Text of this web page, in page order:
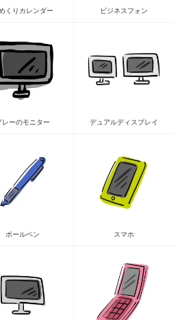
くりカレンダー ビジネスフォン
レーのモニター デュアルディスプレイ
ボールペン スマホ